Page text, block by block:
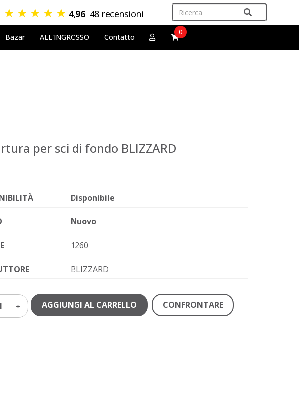
★ ★ ★ ★ ★ 4,96 48 recensioni
Bazar ALL'INGROSSO Contatto
0
per sci di fondo BLIZZARD
Disponibile
Nuovo
1260
BLIZZARD
AGGIUNGI AL CARRELLO CONFRONTARE